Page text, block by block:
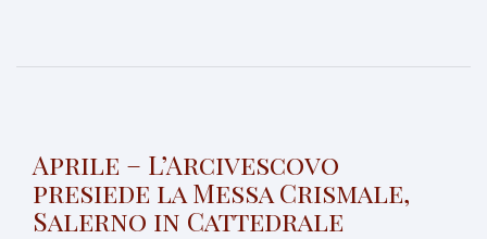
Aprile – L’Arcivescovo
presiede la Messa Crismale,
Salerno in Cattedrale